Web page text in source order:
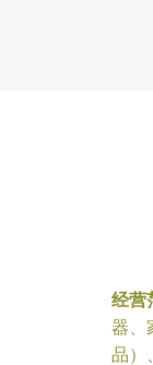
经营
器、
品）